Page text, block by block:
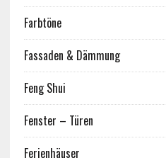
Farbtöne
Fassaden & Dämmung
Feng Shui
Fenster – Türen
Ferienhäuser